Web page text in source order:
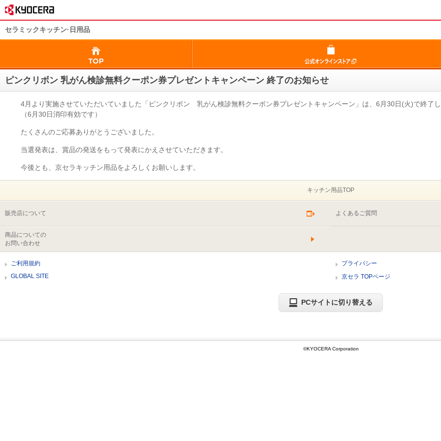
セラミックキッチン·日用品
ピンクリボン 乳がん検診無料クーポン券プレゼントキャンペーン 終了のお知らせ
4月より実施させていただいていました「ピンクリボン 乳がん検診無料クーポン券プレゼントキャンペーン」は、6月30日(火)で終了
（6月30日消印有効です）
たくさんのご応募ありがとうございました。
当選発表は、賞品の発送をもって発表にかえさせていただきます。
今後とも、京セラキッチン用品をよろしくお願いします。
キッチン用品TOP
販売店について よくあるご質問
商品についての
お問い合わせ
ご利用規約
プライバシー
GLOBAL SITE
京セラ TOPページ
PCサイトに切り替える
©KYOCERA Corporation